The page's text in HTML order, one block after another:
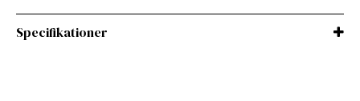
Specifikationer